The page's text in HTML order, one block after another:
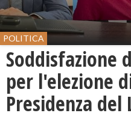
POLITICA
Soddisfazione
per l'elezione
Presidenza del